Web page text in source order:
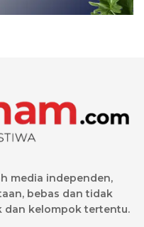
media independen,
bebas dan tidak
kelompok tertentu.